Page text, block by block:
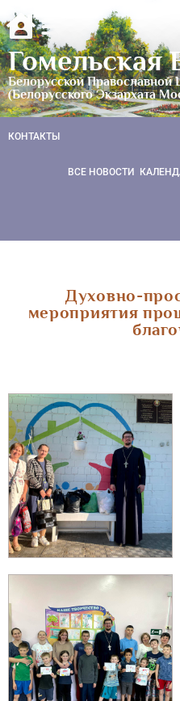
Гомельская
Белорусской Православной
(Белорусского Экзархата
КОНТАКТЫ
ВСЕ НОВОСТИ
Духовно-
мероприятия